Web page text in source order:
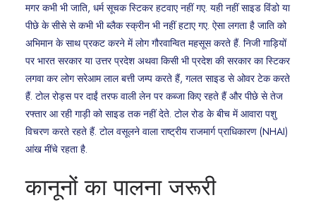
मगर कभी भी जाति, धर्म सूचक स्टिकर हटवाए नहीं गए. यही नहीं साइड विंडो या
पीछे के सीसे से कभी भी ब्लैक स्क्रीन भी नहीं हटाए गए. ऐसा लगता है जाति को
अभिमान के साथ प्रकट करने में लोग गौरवान्वित महसूस करते हैं. निजी गाड़ियों
पर भारत सरकार या उत्तर प्रदेश अथवा किसी भी प्रदेश की सरकार का स्टिकर
लगवा कर लोग सरेआम लाल बत्ती जम्प करते हैं, गलत साइड से ओवर टेक करते
हैं. टोल रोड्स पर दाईं तरफ वाली लेन पर कब्जा किए रहते हैं और पीछे से तेज
रफ्तार आ रही गाड़ी को साइड तक नहीं देते. टोल रोड के बीच में आवारा पशु
विचरण करते रहते हैं. टोल वसूलने वाला राष्ट्रीय राजमार्ग प्राधिकारण (NHAI)
आंख मींचे रहता है.
कानूनों का पालना जरूरी